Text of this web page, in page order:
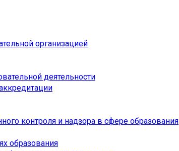
организацией
деятельности
контроля и надзора в сфере образования
образования